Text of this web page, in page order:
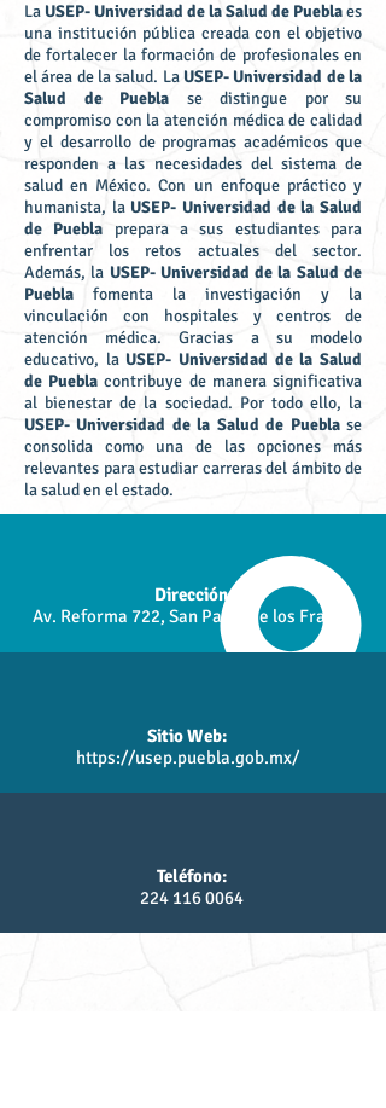
La USEP- Universidad de la Salud de Pueblaes
una institución pública creada con el objetivo
de fortalecer la formación de profesionales en
el área de la salud. La USEP- Universidad de la
Salud de Puebla se distingue por su
compromiso con la atención médica de calidad
y el desarrollo de programas académicos que
responden a las necesidades del sistema de
salud en México. Con un enfoque práctico y
humanista, la USEP- Universidad de la Salud
de Puebla prepara a sus estudiantes para
enfrentar los retos actuales del sector.
Además, la USEP- Universidad de la Salud de
Puebla fomenta la investigación y la
vinculación con hospitales y centros de
atención médica. Gracias a su modelo
educativo, la USEP- Universidad de la Salud
de Puebla contribuye de manera significativa
al bienestar de la sociedad. Por todo ello, la
USEP- Universidad de la Salud de Pueblase
consolida como una de las opciones más
relevantes para estudiar carreras del ámbito de
la salud en el estado.
Dirección:
Av. Reforma 722, San Pablo de los Frailes
Sitio Web:
https://usep.puebla.gob.mx/
Teléfono:
224 116 0064